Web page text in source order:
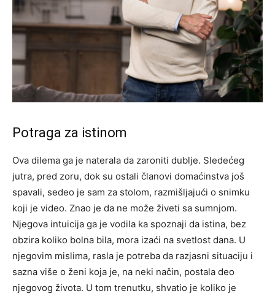
Potraga za istinom
Ova dilema ga je naterala da zaroniti dublje. Sledećeg
jutra, pred zoru, dok su ostali članovi domaćinstva još
spavali, sedeo je sam za stolom, razmišljajući o snimku
koji je video. Znao je da ne može živeti sa sumnjom.
Njegova intuicija ga je vodila ka spoznaji da istina, bez
obzira koliko bolna bila, mora izaći na svetlost dana. U
njegovim mislima, rasla je potreba da razjasni situaciju i
sazna više o ženi koja je, na neki način, postala deo
njegovog života. U tom trenutku, shvatio je koliko je